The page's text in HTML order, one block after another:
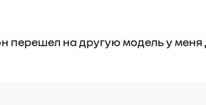
на другую модель у меня